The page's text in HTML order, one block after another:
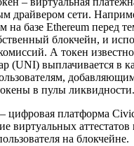
драйвером сети.
на базе Ethereum перед
блокчейн, и
А токен
(UNI) выплачивается в
в пулы ликвидности.
цифровая платформа
виртуальных аттестатов
на блокчейне.